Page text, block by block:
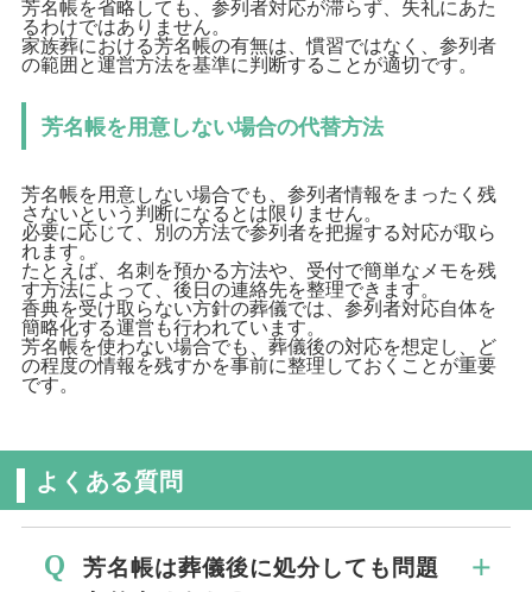
芳名帳を省略しても、参列者対応が滞らず、失礼にあた
るわけではありません。
家族葬における芳名帳の有無は、慣習ではなく、参列者
の範囲と運営方法を基準に判断することが適切です。
芳名帳を用意しない場合の代替方法
芳名帳を用意しない場合でも、参列者情報をまったく残
さないという判断になるとは限りません。
必要に応じて、別の方法で参列者を把握する対応が取ら
れます。
たとえば、名刺を預かる方法や、受付で簡単なメモを残
す方法によって、後日の連絡先を整理できます。
香典を受け取らない方針の葬儀では、参列者対応自体を
簡略化する運営も行われています。
芳名帳を使わない場合でも、葬儀後の対応を想定し、ど
の程度の情報を残すかを事前に整理しておくことが重要
です。
よくある質問
芳名帳は葬儀後に処分しても問題